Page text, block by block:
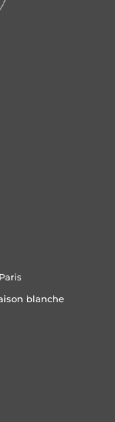
blanche